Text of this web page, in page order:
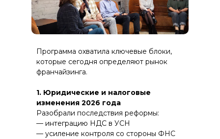
Программа охватила ключевые блоки,
которые сегодня определяют рынок
франчайзинга.
1. Юридические и налоговые
изменения 2026 года
Разобрали последствия реформы:
— интеграцию НДС в УСН
— усиление контроля со стороны ФНС